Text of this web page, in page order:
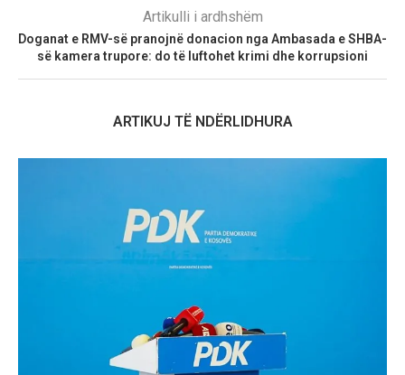
Artikulli i ardhshëm
Doganat e RMV-së pranojnë donacion nga Ambasada e SHBA-
së kamera trupore: do të luftohet krimi dhe korrupsioni
ARTIKUJ TË NDËRLIDHURA